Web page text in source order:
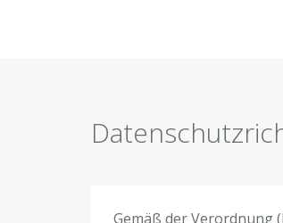
Gemäß der Verordnung